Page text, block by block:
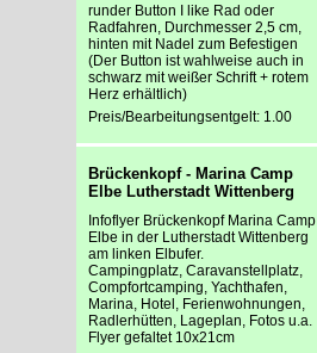
runder Button I like Rad oder
Radfahren, Durchmesser 2,5 cm,
hinten mit Nadel zum Befestigen
(Der Button ist wahlweise auch in
schwarz mit weißer Schrift + rotem
Herz erhältlich)
Preis/Bearbeitungsentgelt: 1.00
Brückenkopf - Marina Camp
Elbe Lutherstadt Wittenberg
Infoflyer Brückenkopf Marina Camp
Elbe in der Lutherstadt Wittenberg
am linken Elbufer.
Campingplatz, Caravanstellplatz,
Compfortcamping, Yachthafen,
Marina, Hotel, Ferienwohnungen,
Radlerhütten, Lageplan, Fotos u.a.
Flyer gefaltet 10x21cm